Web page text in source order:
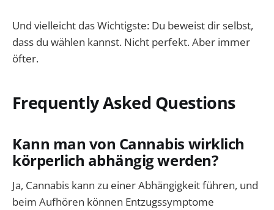
Und vielleicht das Wichtigste: Du beweist dir selbst,
dass du wählen kannst. Nicht perfekt. Aber immer
öfter.
Frequently Asked Questions
Kann man von Cannabis wirklich
körperlich abhängig werden?
Ja, Cannabis kann zu einer Abhängigkeit führen, und
beim Aufhören können Entzugssymptome